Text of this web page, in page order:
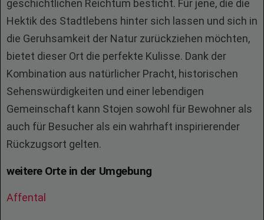
geschichtlichen Reichtum besticht. Für jene, die die
Hektik des Stadtlebens hinter sich lassen und sich in
die Geruhsamkeit der Natur zurückziehen möchten,
bietet dieser Ort die perfekte Kulisse. Dank der
Kombination aus natürlicher Pracht, historischen
Sehenswürdigkeiten und einer lebendigen
Gemeinschaft kann Stojen sowohl für Bewohner als
auch für Besucher als ein wahrhaft inspirierender
Rückzugsort gelten.
weitere Orte in der Umgebung
Affental